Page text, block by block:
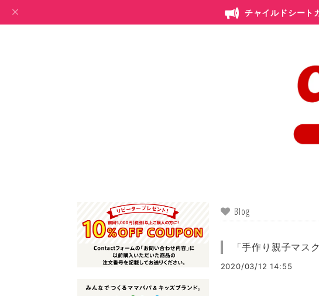
チャイルドシート
Blog
「手作り親子マス
2020/03/12 14:55